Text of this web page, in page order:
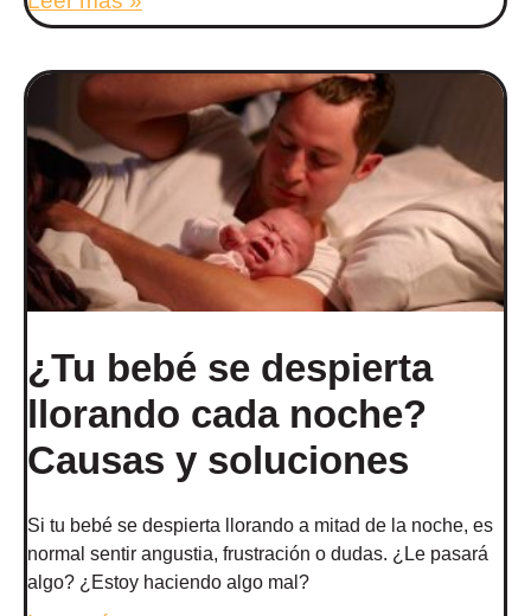
¿Tu bebé se despierta
llorando cada noche?
Causas y soluciones
Si tu bebé se despierta llorando a mitad de la noche, es
normal sentir angustia, frustración o dudas. ¿Le pasará
algo? ¿Estoy haciendo algo mal?